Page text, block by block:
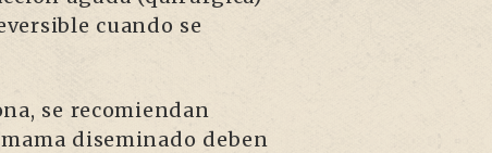
cuando se
se recomiendan
diseminado deben